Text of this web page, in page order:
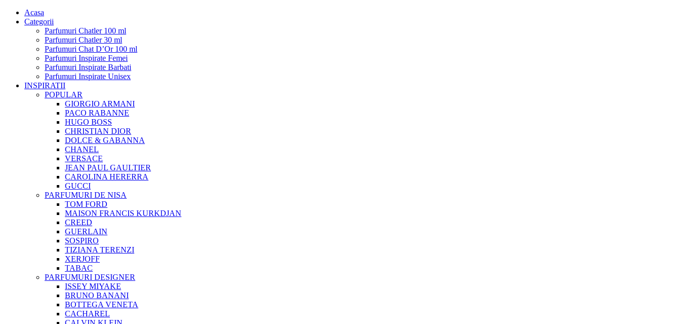
Acasa
Categorii
Parfumuri Chatler 100 ml
Parfumuri Chatler 30 ml
Parfumuri Chat D’Or 100 ml
Parfumuri Inspirate Femei
Parfumuri Inspirate Barbati
Parfumuri Inspirate Unisex
INSPIRATII
POPULAR
GIORGIO ARMANI
PACO RABANNE
HUGO BOSS
CHRISTIAN DIOR
DOLCE & GABANNA
CHANEL
VERSACE
JEAN PAUL GAULTIER
CAROLINA HERERRA
GUCCI
PARFUMURI DE NISA
TOM FORD
MAISON FRANCIS KURKDJAN
CREED
GUERLAIN
SOSPIRO
TIZIANA TERENZI
XERJOFF
TABAC
PARFUMURI DESIGNER
ISSEY MIYAKE
BRUNO BANANI
BOTTEGA VENETA
CACHAREL